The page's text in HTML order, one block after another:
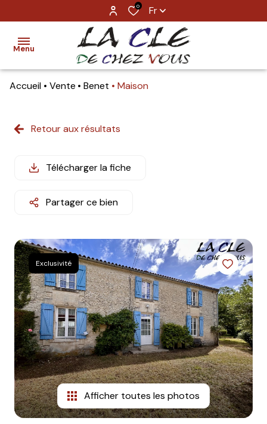
0 Fr
Menu
TROUVER
ESTIMATION
AGENCES
CONTACT
Accueil Vente Benet Maison
Retour aux résultats
Télécharger la fiche
Partager ce bien
Exclusivité
Afficher toutes les photos